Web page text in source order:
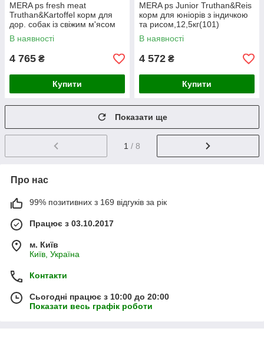
MERA ps fresh meat
Truthan&Kartoffel корм для
дор. собак із свіжим м'ясом
індички і картоплі; без/зерн
12,5кг
В наявності
4 765 ₴
Купити
MERA ps Junior Truthan&Reis
корм для юніорів з індичкою
та рисом,12,5кг(101)
В наявності
4 572 ₴
Купити
Показати ще
1 / 8
Про нас
99% позитивних з 169 відгуків за рік
Працює з 03.10.2017
м. Київ
Київ, Україна
Контакти
Сьогодні працює з 10:00 до 20:00
Показати весь графік роботи